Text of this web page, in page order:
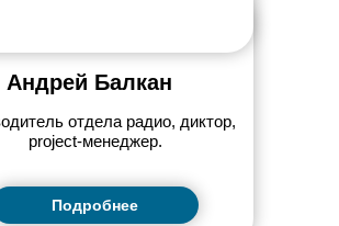
отдела радио, диктор,
project-менеджер.
Андрей Балкан
Подробнее